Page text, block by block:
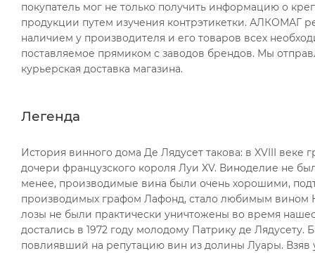
покупатель мог не только получить информацию о
продукции путем изучения контрэтикетки. АЛКОМАГ
наличием у производителя и его товаров всех
поставляемое прямиком с заводов брендов. Мы
курьерская доставка магазина.
Легенда
История винного дома Де Лядусет такова: в XVIII
дочери французского короля Луи XV. Виноделие не
менее, производимые вина были очень хорошими,
производимых графом Лафонд, стало любимым вином
лозы не были практически уничтожены во время
достались в 1972 году молодому Патрику де
повлиявший на репутацию вин из долины Луары. Взяв